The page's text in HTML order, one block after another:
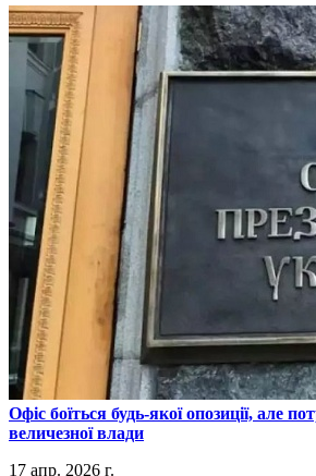
​Офіс боїться будь-якої опозиції, але
величезної влади
17 апр. 2026 г.